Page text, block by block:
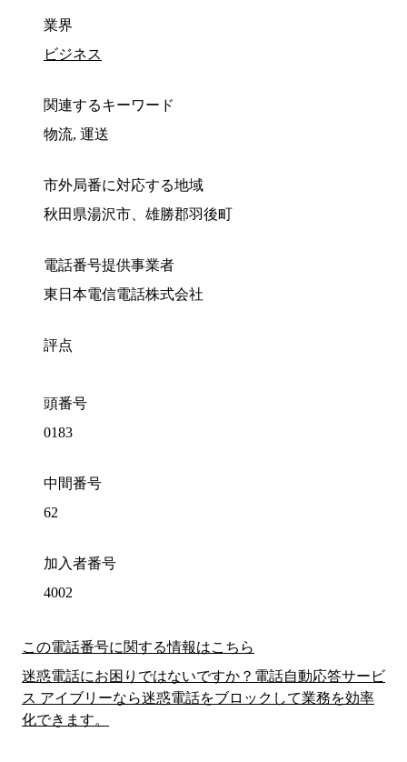
業界
ビジネス
関連するキーワード
物流, 運送
市外局番に対応する地域
秋田県湯沢市、雄勝郡羽後町
電話番号提供事業者
東日本電信電話株式会社
評点
頭番号
0183
中間番号
62
加入者番号
4002
この電話番号に関する情報はこちら
迷惑電話にお困りではないですか？電話自動応答サービ
ス アイブリーなら迷惑電話をブロックして業務を効率
化できます。